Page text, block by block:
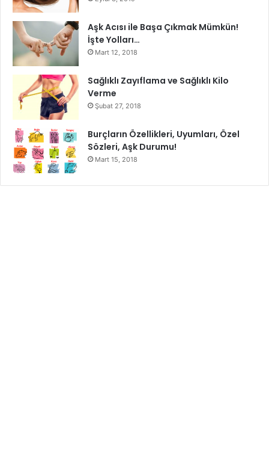
hayli mutlu olur.
SEO uyumlu anahtar kelimeler : Boğa burcu, Boğa burcu
(21 Nisan-21 Mayıs), boğa burcu 2021, boğa burcu 2022,
boğa burcu aşk, boğa burcu erkeği, Boğa burcu erkeği
genel özellikleri, boğa burcu hangi ay, boğa burcu kadını,
Boğa burcu kadını genel özellikleri, boğa burcu özellikleri,
boğa burcu tarih
Boğa burcu erkeği
Aşk Acısı ile Başa Çıkmak Mümkün!
İşte Yolları…
Mart 12, 2018
Sağlıklı Zayıflama ve Sağlıklı Kilo
Verme
Şubat 27, 2018
Burçların Özellikleri, Uyumları, Özel
Sözleri, Aşk Durumu!
Mart 15, 2018